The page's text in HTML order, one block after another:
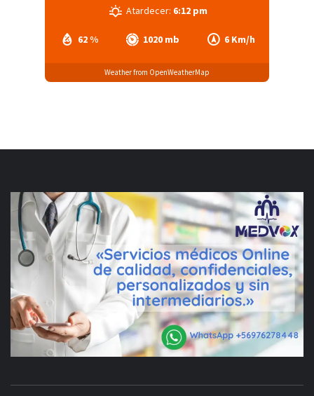
62 % 1020 mb 6 Km/h
Atardecer: 6:12 pm
Weather from OpenWeatherMap